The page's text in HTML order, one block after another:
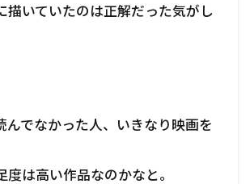
描いていたのは正解だった気がし
んでなかった人、いきなり映画を
度は高い作品なのかなと。